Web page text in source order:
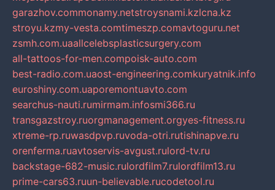
garazhov.commonamy.netstroysnami.kzlcna.kz
stroyu.kzmy-vesta.comtimeszp.comavtoguru.net
zsmh.com.uaallcelebsplasticsurgery.com
all-tattoos-for-men.compoisk-auto.com
best-radio.com.uaost-engineering.comkuryatnik.info
euroshiny.com.uaporemontuavto.com
searchus-nauti.rumirmam.infosmi366.ru
transgazstroy.ruorgmanagement.orgyes-fitness.ru
xtreme-rp.ruwasdpvp.ruvoda-otri.rutishinapve.ru
orenferma.ruavtoservis-avgust.rulord-tv.ru
backstage-682-music.rulordfilm7.rulordfilm13.ru
prime-cars63.ruun-believable.rucodetool.ru